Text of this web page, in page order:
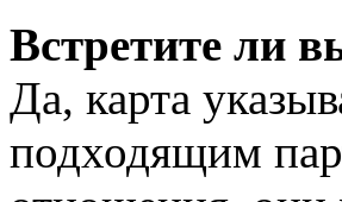
Встретите ли
Да, карта
подходящим